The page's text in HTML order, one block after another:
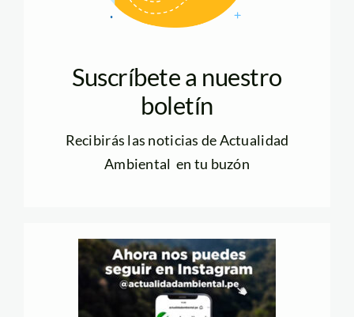
Suscríbete a nuestro
boletín
Recibirás las noticias de Actualidad
Ambiental en tu buzón